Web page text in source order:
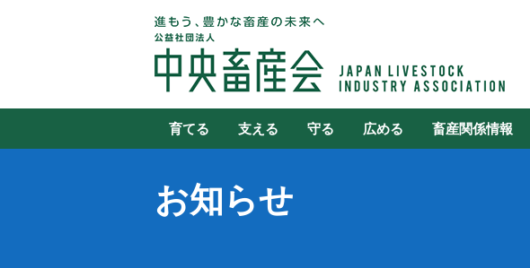
育てる 支える 守る 広める 畜産関係情報
お知らせ